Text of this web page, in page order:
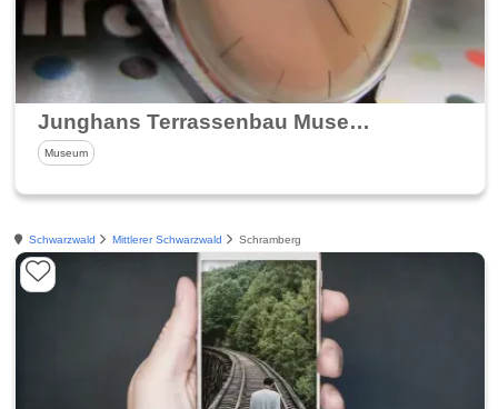
Junghans Terrassenbau Museum
Museum
Schwarzwald Mittlerer Schwarzwald Schramberg